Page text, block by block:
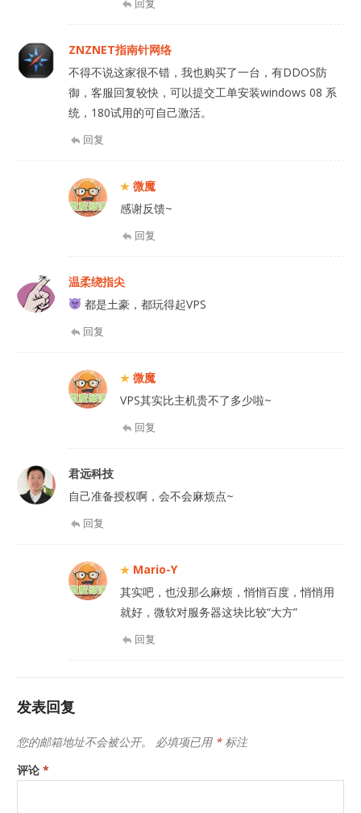
回复
ZNZNET指南针网络
不得不说这家很不错，我也购买了一台，有DDOS防
御，客服回复较快，可以提交工单安装windows 08 系
统，180试用的可自己激活。
回复
微魔
感谢反馈~
回复
温柔绕指尖
都是土豪，都玩得起VPS
回复
微魔
VPS其实比主机贵不了多少啦~
回复
君远科技
自己准备授权啊，会不会麻烦点~
回复
Mario-Y
其实吧，也没那么麻烦，悄悄百度，悄悄用
就好，微软对服务器这块比较“大方”
回复
发表回复
您的邮箱地址不会被公开。 必填项已用 *标注
评论*